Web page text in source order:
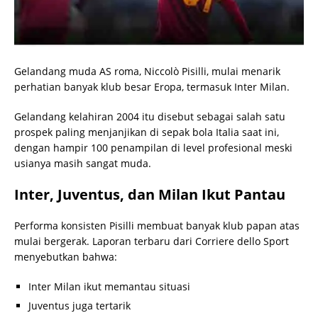
Gelandang muda AS roma, Niccolò Pisilli, mulai menarik
perhatian banyak klub besar Eropa, termasuk Inter Milan.
Gelandang kelahiran 2004 itu disebut sebagai salah satu
prospek paling menjanjikan di sepak bola Italia saat ini,
dengan hampir 100 penampilan di level profesional meski
usianya masih sangat muda.
Inter, Juventus, dan Milan Ikut Pantau
Performa konsisten Pisilli membuat banyak klub papan atas
mulai bergerak. Laporan terbaru dari Corriere dello Sport
menyebutkan bahwa:
Inter Milan ikut memantau situasi
Juventus juga tertarik